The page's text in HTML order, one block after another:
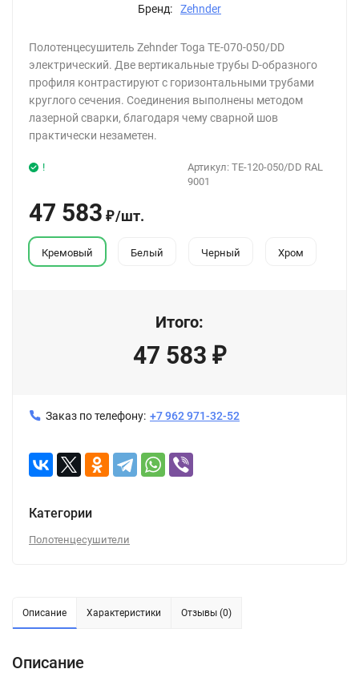
Бренд: Zehnder
Полотенцесушитель Zehnder Toga TE-070-050/DD
электрический. Две вертикальные трубы D-образного
профиля контрастируют с горизонтальными трубами
круглого сечения. Соединения выполнены методом
лазерной сварки, благодаря чему сварной шов
практически незаметен.
Артикул: TE-120-050/DD RAL
9001
!
47 583 ₽/шт.
Кремовый Белый Черный Хром
Итого:
47 583 ₽
Заказ по телефону: +7 962 971-32-52
Категории
Полотенцесушители
Описание Характеристики Отзывы (0)
Описание